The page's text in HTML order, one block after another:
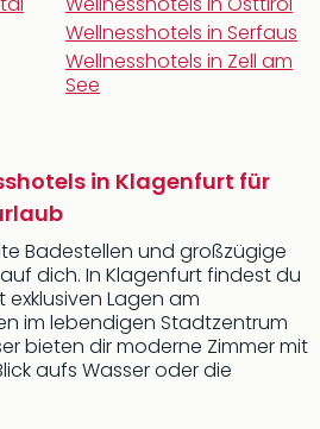
Wellnesshotels in Serfaus
Wellnesshotels in Zell am
See
in Klagenfurt für
Badestellen und großzügige
dich. In Klagenfurt findest du
exklusiven Lagen am
im lebendigen Stadtzentrum
bieten dir moderne Zimmer mit
aufs Wasser oder die